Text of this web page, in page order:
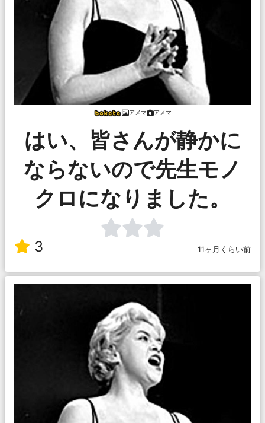
アメマ アメマ
はい、皆さんが静かに
ならないので先生モノ
クロになりました。
3 11ヶ月くらい前